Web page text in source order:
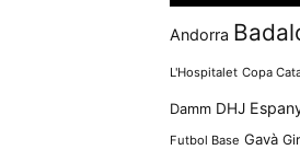
Andorra
L'Hospitalet Copa
Damm DHJ
Futbol Base Gavà